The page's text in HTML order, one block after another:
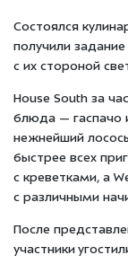
Состоялся
получили
с их стороной
House South за
блюда — гаспачо
нежнейший
быстрее всех
с креветками, а
с различными
После
участники